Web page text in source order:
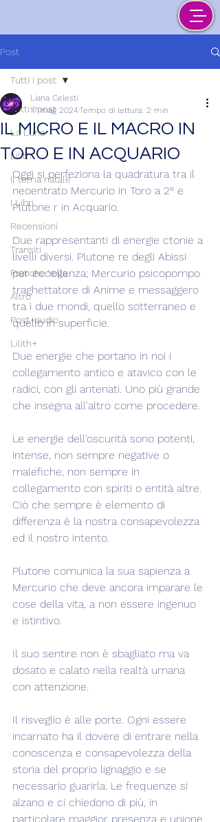
Post
Tutti i post
La Luna
Lilith
Il tema natale
I Libri
Recensioni
Transiti
Pratiche Yoga
Altro
Post+audio
Lilith+
Tutti i post
IL MICRO E IL MACRO IN
TORO E IN ACQUARIO
Liana Celesti
17 mag 2024Tempo di lettura: 2 min
Oggi si perfeziona la quadratura tra il
neoentrato Mercurio in Toro a 2° e
Plutone r in Acquario.
Due rappresentanti di energie ctonie a
livelli diversi. Plutone re degli Abissi
per eccellenza; Mercurio psicopompo
traghettatore di Anime e messaggero
tra i due mondi, quello sotterraneo e
quello in superficie.
Due energie che portano in noi i
collegamento antico e atavico con le
radici, con gli antenati. Uno più grande
che insegna all'altro come procedere.
Le energie dell'oscurità sono potenti,
intense, non sempre negative o
malefiche, non sempre in
collegamento con spiriti o entità altre.
Ciò che sempre è elemento di
differenza è la nostra consapevolezza
ed il nostro intento.
Plutone comunica la sua sapienza a
Mercurio che deve ancora imparare le
cose della vita, a non essere ingenuo
e istintivo.
Il suo sentire non è sbagliato ma va
dosato e calato nella realtà umana
con attenzione.
Il risveglio è alle porte. Ogni essere
incarnato ha il dovere di entrare nella
conoscenza e consapevolezza della
storia del proprio lignaggio e se
necessario guarirla. Le frequenze si
alzano e ci chiedono di più, in
particolare maggior presenza e unione.